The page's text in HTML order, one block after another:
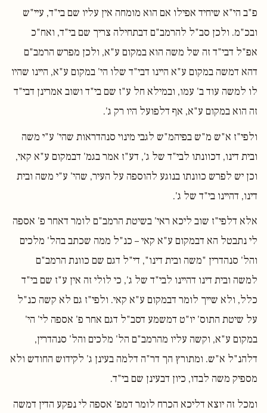
פ"ב הי"א שיחיד אפילו אם הוא מומחה אין עליו שם בי"ד, עיי"ש
ובכ"מ. ולכן סב"ל להרמב"ם דבתחילה צריך שם בי"ד, ואח"כ
אפ"ל דבי"ד זה של משה הוא במקום ע"א, ולכן מפרש הרמב"ם
דהא דמשה במקום ע"א היינו דבי"ד שלו הי' במקום ע"א, היינו שהיו
לו למשה עוד ב' עמו, ובמילא חל ע"ז שם בי"ד ושוב אמרינן דבי"ד
זה הוא במקום ע"א, אף דלפועל היו רק ג'.
ולפי"ז א"ש מ"ש בפיהמ"ש לגבי מינוי סנהדראות שהי' ע"י משה
ובית דינו, דכוונתו לבי"ד של ג', דע"ז אמר בגמ' דבמקום ע"א קאי,
וכן יש לפרש כוונתו בנוגע להוספה על העיר, שהי' ע"י משה ובית
דינו, דהיינו בי"ד של ג'.
אלא דלפי"ז שוב ליכא ראי' בשיטת הרמב"ם לומר דאחר פ' אספה
לי נתבטל הא דבמקום ע"א קאי – כנ"ל ממה שכתב בהל' מלכים
והל' סנהדרין "משה ובית דינו", די"ל דגם שם כוונת הרמב"ם
למשה ובית דינו דהיינו לבי"ד של ג', כי לולי זה אין ע"ז שם בי"ד
כלל, ולא שייך לומר דבמקום ע"א קאי. ולפי"ז גם לא קשה כנ"ל
על שיטת התוס' יו"ט דמשמע דסב"ל דגם אחר פ' אספה לי' הי'
במקום ע"א, וקשה עליו מהרמב"ם הל' מלכים והל' סנהדרין,
דלהנ"ל א"ש. ומתורץ הך דר"ה דלמה בעינן ג' לקידוש החודש ולא
מספיק משה לבדו, כיון דבעינן שם בי"ד.
ומכל זה יוצא דליכא הכרח לומר דמפ' אספה לי נפקע הדין דמשה